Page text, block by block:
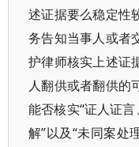
述证据要么稳定性
务告知当事人或者
护律师核实上述证
人翻供或者翻供的
能否核实“证人证
解”以及“未同案处